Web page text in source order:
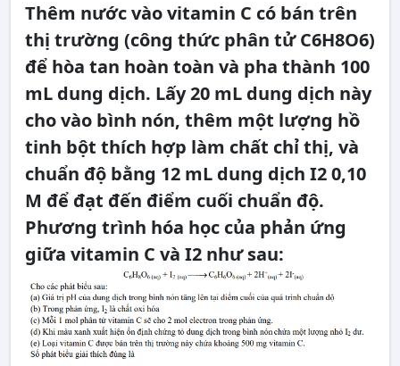
Thêm nước vào vitamin C có bán trên
thị trường (công thức phân tử C6H8O6)
để hòa tan hoàn toàn và pha thành 100
mL dung dịch. Lấy 20 mL dung dịch này
cho vào bình nón, thêm một lượng hồ
tinh bột thích hợp làm chất chỉ thị, và
chuẩn độ bằng 12 mL dung dịch I2 0,10
M để đạt đến điểm cuối chuẩn độ.
Phương trình hóa học của phản ứng
giữa vitamin C và I2 như sau: